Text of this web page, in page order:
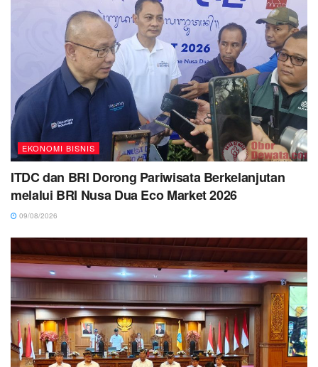
EKONOMI BISNIS
ITDC dan BRI Dorong Pariwisata Berkelanjutan
melalui BRI Nusa Dua Eco Market 2026
09/08/2026